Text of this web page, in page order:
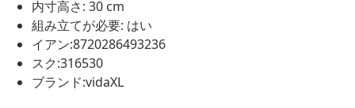
内寸高さ: 30 cm
組み立てが必要: はい
イアン:8720286493236
スク:316530
ブランド:vidaXL